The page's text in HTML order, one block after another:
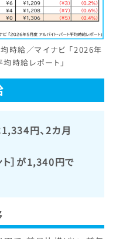
時給／マイナビ 「2026年
時給レポート」
円、2カ月
ト］が1,340円で